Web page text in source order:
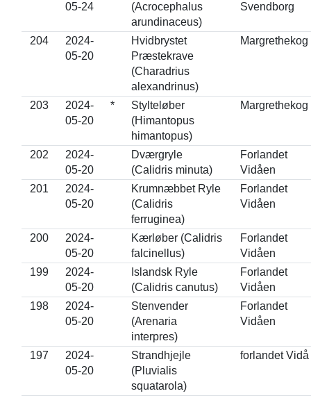
05-24
(Acrocephalus
arundinaceus)
Svendborg
204
2024-
05-20
Hvidbrystet
Præstekrave
(Charadrius
alexandrinus)
Margrethekog
203
2024-
05-20
*
Stylteløber
(Himantopus
himantopus)
Margrethekog
202
2024-
05-20
Dværgryle
(Calidris minuta)
Forlandet
Vidåen
201
2024-
05-20
Krumnæbbet Ryle
(Calidris
ferruginea)
Forlandet
Vidåen
200
2024-
05-20
Kærløber (Calidris
falcinellus)
Forlandet
Vidåen
199
2024-
05-20
Islandsk Ryle
(Calidris canutus)
Forlandet
Vidåen
198
2024-
05-20
Stenvender
(Arenaria
interpres)
Forlandet
Vidåen
197
2024-
05-20
Strandhjejle
(Pluvialis
squatarola)
forlandet Vidå